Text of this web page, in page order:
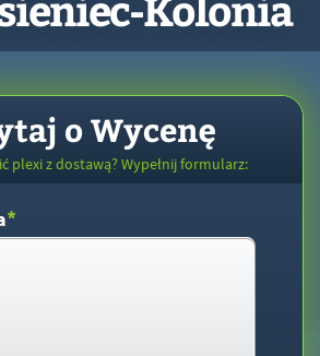
o Wycenę
plexi z dostawą? Wypełnij formularz:
*